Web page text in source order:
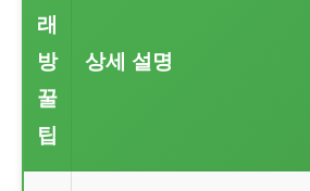
래
방
꿀
팁
상세 설명